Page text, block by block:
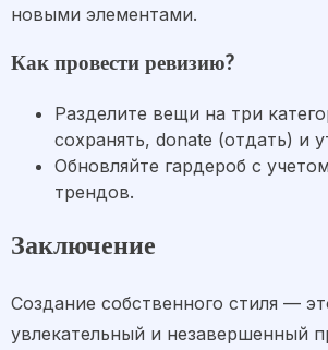
новыми элементами.
Как провести ревизию?
Разделите вещи на три
сохранять, donate (отдать) и
Обновляйте гардероб с
трендов.
Заключение
Создание собственного стиля —
увлекательный и незавершенный